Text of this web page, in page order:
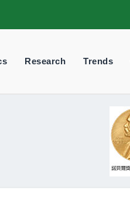
Research Trends